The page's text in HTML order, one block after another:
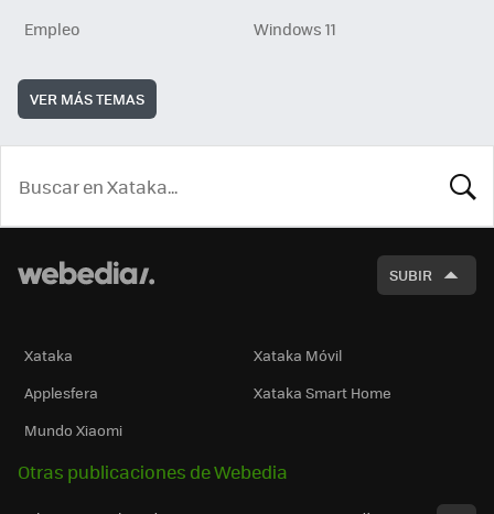
Empleo
Windows 11
VER MÁS TEMAS
SUBIR
Xataka
Xataka Móvil
Applesfera
Xataka Smart Home
Mundo Xiaomi
Otras publicaciones de Webedia